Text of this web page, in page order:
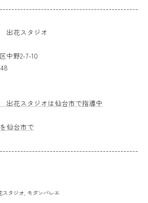
出花スタジオ
中野2-7-10
出花スタジオは仙台市で指導中
仙台市で
タジオ モダンバレエ